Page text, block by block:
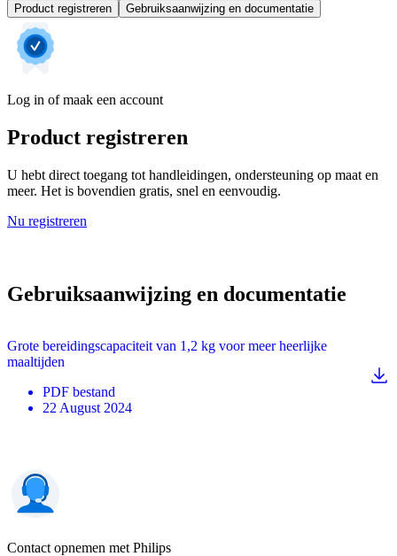
Product registreren Gebruiksaanwijzing en documentatie
Log in of maak een account
Product registreren
U hebt direct toegang tot handleidingen, ondersteuning op maat en
meer. Het is bovendien gratis, snel en eenvoudig.
Nu registreren
Gebruiksaanwijzing en documentatie
Grote bereidingscapaciteit van 1,2 kg voor meer heerlijke
maaltijden
PDF bestand
22 August 2024
Contact opnemen met Philips